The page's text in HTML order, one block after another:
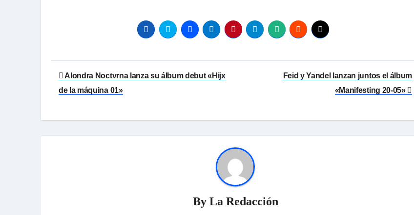
Navegación
de
Alondra Noctvrna lanza su álbum debut «Hijx
de la máquina 01»
Feid y Yandel lanzan juntos el álbum
«Manifesting 20-05»
By La Redacción